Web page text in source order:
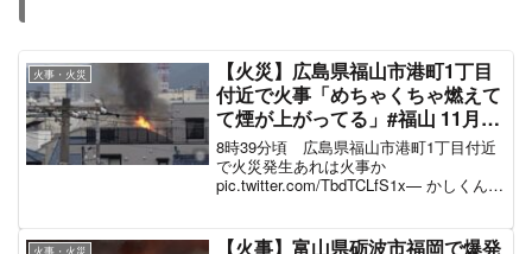
火事・火災
【火災】広島県福山市港町1丁目
付近で火事「めちゃくちゃ燃えて
て煙が上がってる」#福山 11月1
日
8時39分頃 広島県福山市港町1丁目付近
で火災発生あれは火事か
pic.twitter.com/TbdTCLfS1x— かしくん
山...
【火事】富山県砺波市福岡で爆発